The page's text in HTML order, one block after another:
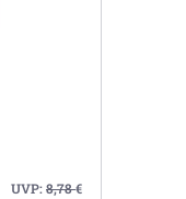
UVP:8,78€